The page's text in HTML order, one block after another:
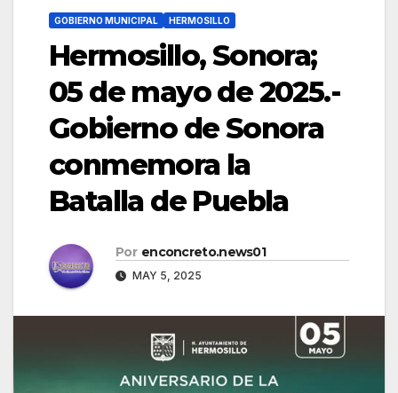
GOBIERNO MUNICIPAL HERMOSILLO
Hermosillo, Sonora;
05 de mayo de 2025.-
Gobierno de Sonora
conmemora la
Batalla de Puebla
Por enconcreto.news01
MAY 5, 2025